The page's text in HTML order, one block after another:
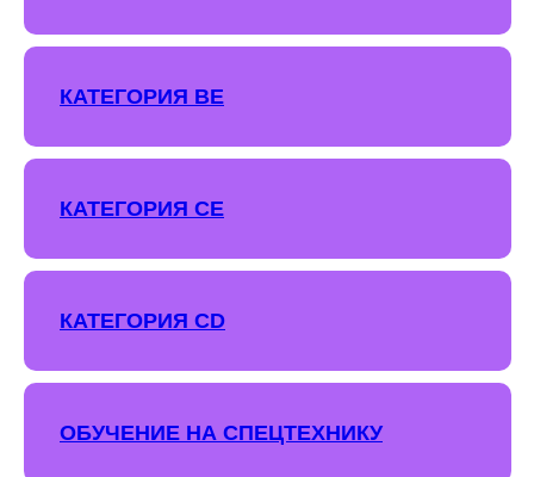
КАТЕГОРИЯ ВЕ
КАТЕГОРИЯ СЕ
КАТЕГОРИЯ СD
ОБУЧЕНИЕ НА СПЕЦТЕХНИКУ